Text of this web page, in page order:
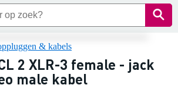
& kabels
2 XLR-3 female - jack
male kabel